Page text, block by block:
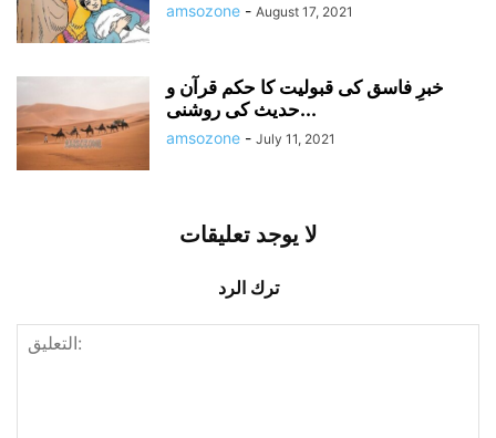
amsozone - August 17, 2021
خبرِ فاسق کی قبولیت کا حکم قرآن و
حدیث کی روشنی...
amsozone - July 11, 2021
لا يوجد تعليقات
ترك الرد